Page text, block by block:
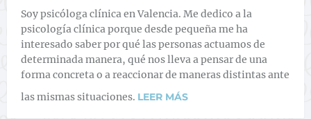
Soy psicóloga clínica en Valencia. Me dedico a la
psicología clínica porque desde pequeña me ha
interesado saber por qué las personas actuamos de
determinada manera, qué nos lleva a pensar de una
forma concreta o a reaccionar de maneras distintas ante
las mismas situaciones. LEER MÁS